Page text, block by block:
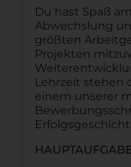
Du hast Spaß
Abwechslung
größten
Projekten
Lehrzeit stehen
einem unserer